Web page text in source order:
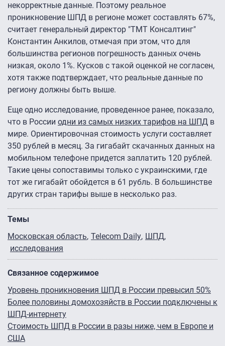
некорректные данные. Поэтому реальное
проникновение ШПД в регионе может составлять 67%,
считает генеральный директор "ТМТ Консалтинг"
Константин Анкилов, отмечая при этом, что для
большинства регионов погрешность данных очень
низкая, около 1%. Кусков с такой оценкой не согласен,
хотя также подтверждает, что реальные данные по
региону должны быть выше.
Еще одно исследование, проведенное ранее, показало,
что в России одни из самых низких тарифов на ШПД в
мире. Ориентировочная стоимость услуги составляет
350 рублей в месяц. За гигабайт скачанных данных на
мобильном телефоне придется заплатить 120 рублей.
Такие цены сопоставимы только с украинскими, где
тот же гигабайт обойдется в 61 рубль. В большинстве
других стран тарифы выше в несколько раз.
Темы
Московская область Telecom Daily ШПД
исследования
Связанное содержимое
Уровень проникновения ШПД в России превысил 50%
Более половины домохозяйств в России подключены к
ШПД-интернету
Стоимость ШПД в России в разы ниже, чем в Европе и
США